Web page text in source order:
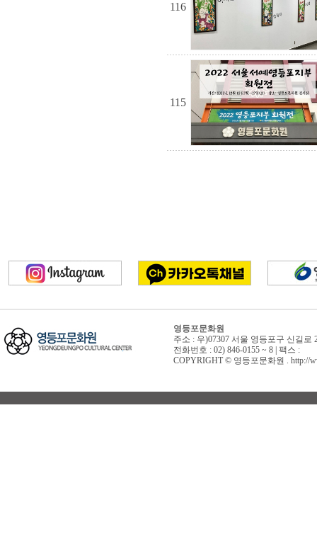
116
115
영등포문화원
주소 : 우)07307 서울 영등포구 신길
전화번호 : 02) 846-0155 ~ 8 | 팩스 :
COPYRIGHT © 영등포문화원 . http://